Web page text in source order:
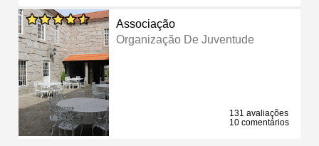
Associação
Organização De Juventude
131 avaliações
10 comentários